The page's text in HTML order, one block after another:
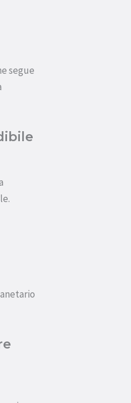
segue